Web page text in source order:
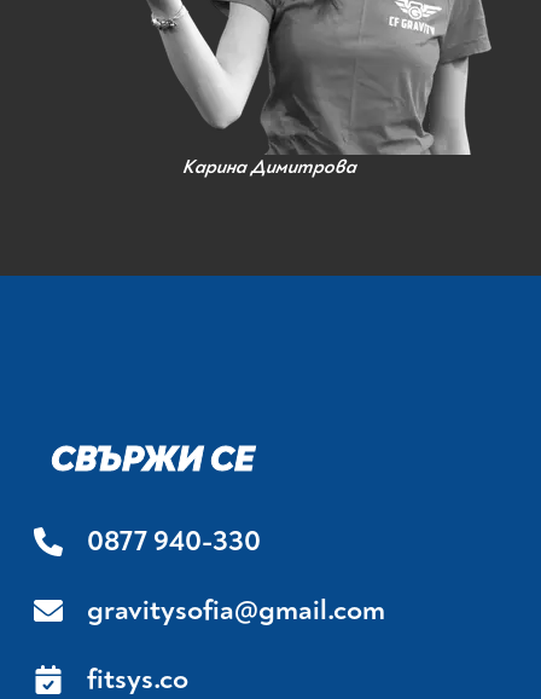
Карина Димитрова
СВЪРЖИ СЕ
0877 940-330
gravitysofia@gmail.com
fitsys.co